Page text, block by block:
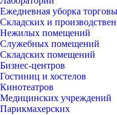
Ежедневная уборка
Складских и
Нежилых помещений
Служебных помещений
Складских помещений
Бизнес-центров
Гостиниц и хостелов
Кинотеатров
Медицинских учреждений
Парикмахерских